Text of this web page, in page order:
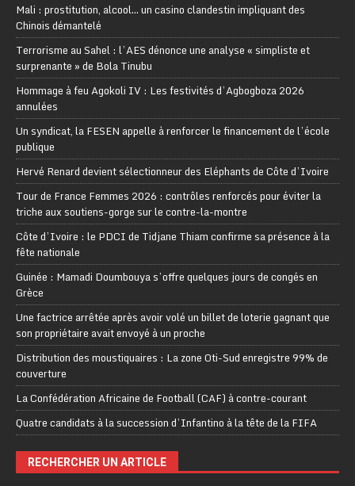
Mali : prostitution, alcool… un casino clandestin impliquant des
Chinois démantelé
Terrorisme au Sahel : l’AES dénonce une analyse « simpliste et
surprenante » de Bola Tinubu
Hommage à feu Agokoli IV : Les festivités d’Agbogboza 2026
annulées
Un syndicat, la FESEN appelle à renforcer le financement de l’école
publique
Hervé Renard devient sélectionneur des Eléphants de Côte d’Ivoire
Tour de France Femmes 2026 : contrôles renforcés pour éviter la
triche aux soutiens-gorge sur le contre-la-montre
Côte d’Ivoire : le PDCI de Tidjane Thiam confirme sa présence à la
fête nationale
Guinée : Mamadi Doumbouya s’offre quelques jours de congés en
Grèce
Une factrice arrêtée après avoir volé un billet de loterie gagnant que
son propriétaire avait envoyé à un proche
Distribution des moustiquaires : La zone Oti-Sud enregistre 99% de
couverture
La Confédération Africaine de Football (CAF) à contre-courant
Quatre candidats à la succession d’Infantino à la tête de la FIFA
RECHERCHER UN ARTICLE